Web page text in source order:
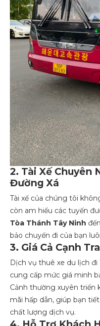
2. Tài Xế Chuyên
Đường Xá
Tài xế của chúng tôi
còn am hiểu các tuyến
Tòa Thánh Tây Ninh đến
bảo chuyến đi của bạn
3. Giá Cả Cạnh
Dịch vụ thuê xe du lịch
cung cấp mức giá minh
Cảnh thường xuyên triển
mãi hấp dẫn, giúp bạn
chất lượng dịch vụ.